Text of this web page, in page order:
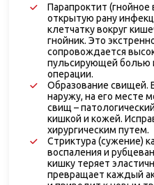
Парапроктит (гнойное
открытую рану
клетчатку вокруг
гнойник. Это
сопровождается
пульсирующей болью
операции.
Образование свищей.
наружу, на его месте
свищ –
кишкой и кожей.
хирургическим путем.
Стриктура (сужение)
воспаления и
кишку теряет
превращает каждый